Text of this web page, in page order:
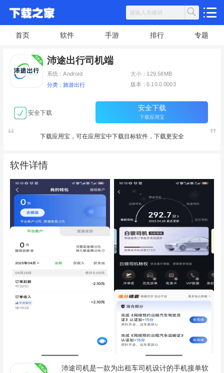
首页 软件 手游 排行 专题
沛途出行司机端
系统：Android 大小：129.58MB
分类：旅游出行 版本：6.10.0.0003
安全下载
安全下载
下载应用宝
下载应用宝，可在应用宝中下载目标软件，下载更安全
软件详情
沛途司机是一款为出租车司机设计的手机接单软